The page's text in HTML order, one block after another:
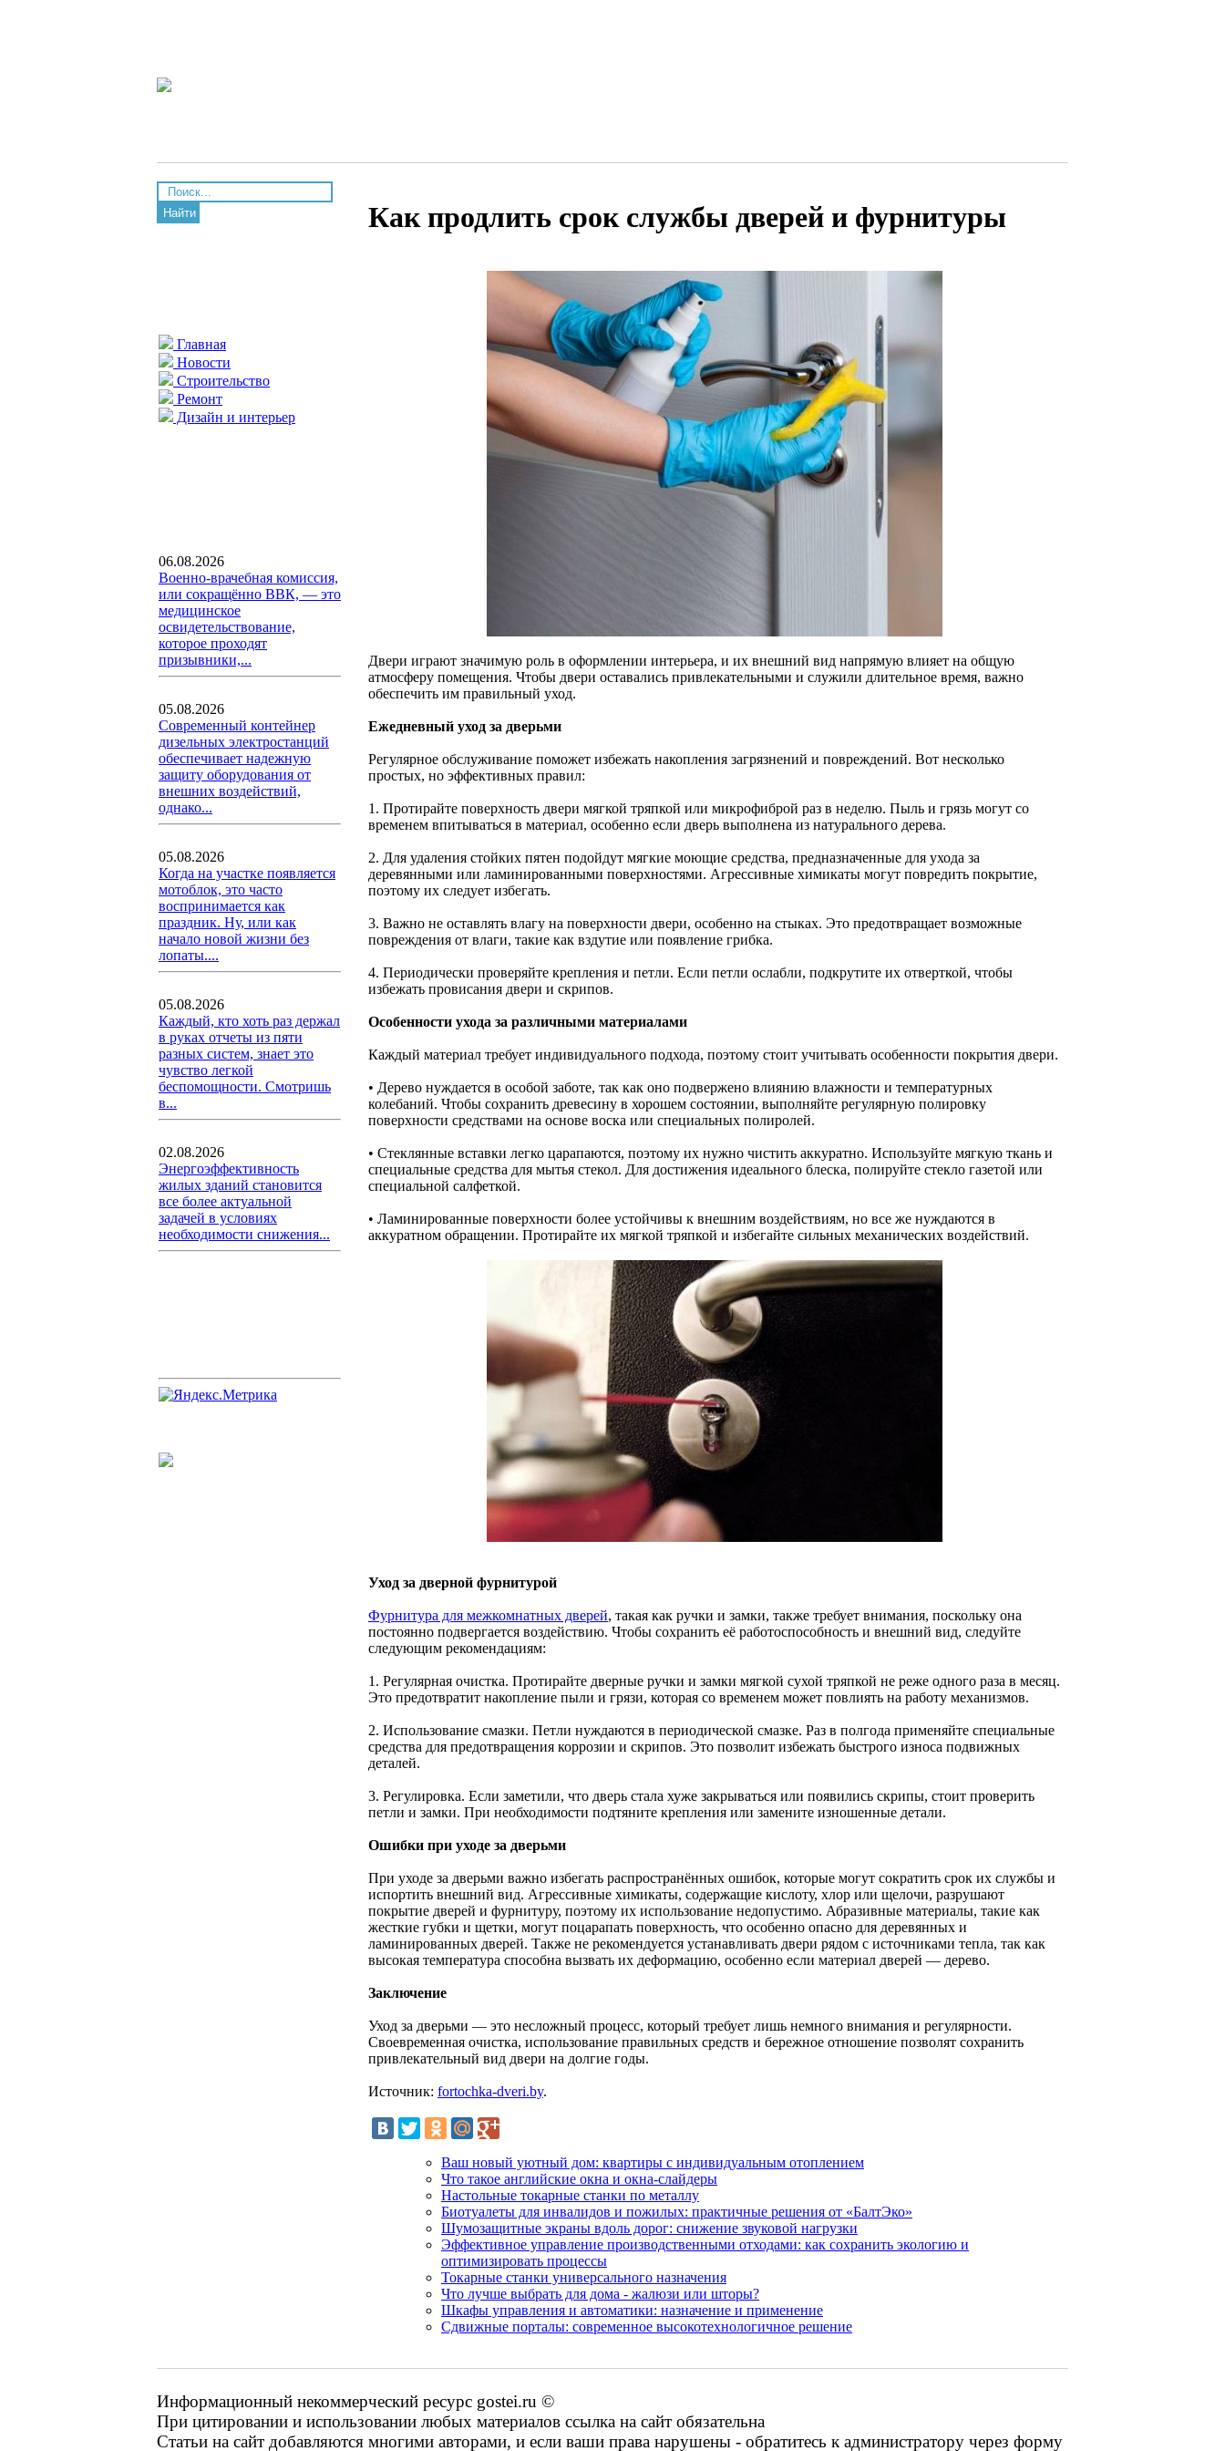
Найти
Главная
Новости
Строительство
Ремонт
Дизайн и интерьер
06.08.2026
Военно-врачебная комиссия,
или сокращённо ВВК, — это
медицинское
освидетельствование,
которое проходят
призывники,...
05.08.2026
Современный контейнер
дизельных электростанций
обеспечивает надежную
защиту оборудования от
внешних воздействий,
однако...
05.08.2026
Когда на участке появляется
мотоблок, это часто
воспринимается как
праздник. Ну, или как
начало новой жизни без
лопаты....
05.08.2026
Каждый, кто хоть раз держал
в руках отчеты из пяти
разных систем, знает это
чувство легкой
беспомощности. Смотришь
в...
02.08.2026
Энергоэффективность
жилых зданий становится
все более актуальной
задачей в условиях
необходимости снижения...
Как продлить срок службы дверей и фурнитуры
Двери играют значимую роль в оформлении интерьера, и их внешний вид напрямую влияет на общую
атмосферу помещения. Чтобы двери оставались привлекательными и служили длительное время, важно
обеспечить им правильный уход.
Ежедневный уход за дверьми
Регулярное обслуживание поможет избежать накопления загрязнений и повреждений. Вот несколько
простых, но эффективных правил:
1. Протирайте поверхность двери мягкой тряпкой или микрофиброй раз в неделю. Пыль и грязь могут со
временем впитываться в материал, особенно если дверь выполнена из натурального дерева.
2. Для удаления стойких пятен подойдут мягкие моющие средства, предназначенные для ухода за
деревянными или ламинированными поверхностями. Агрессивные химикаты могут повредить покрытие,
поэтому их следует избегать.
3. Важно не оставлять влагу на поверхности двери, особенно на стыках. Это предотвращает возможные
повреждения от влаги, такие как вздутие или появление грибка.
4. Периодически проверяйте крепления и петли. Если петли ослабли, подкрутите их отверткой, чтобы
избежать провисания двери и скрипов.
Особенности ухода за различными материалами
Каждый материал требует индивидуального подхода, поэтому стоит учитывать особенности покрытия двери.
• Дерево нуждается в особой заботе, так как оно подвержено влиянию влажности и температурных
колебаний. Чтобы сохранить древесину в хорошем состоянии, выполняйте регулярную полировку
поверхности средствами на основе воска или специальных полиролей.
• Стеклянные вставки легко царапаются, поэтому их нужно чистить аккуратно. Используйте мягкую ткань и
специальные средства для мытья стекол. Для достижения идеального блеска, полируйте стекло газетой или
специальной салфеткой.
• Ламинированные поверхности более устойчивы к внешним воздействиям, но все же нуждаются в
аккуратном обращении. Протирайте их мягкой тряпкой и избегайте сильных механических воздействий.
Уход за дверной фурнитурой
Фурнитура для межкомнатных дверей, такая как ручки и замки, также требует внимания, поскольку она
постоянно подвергается воздействию. Чтобы сохранить её работоспособность и внешний вид, следуйте
следующим рекомендациям:
1. Регулярная очистка. Протирайте дверные ручки и замки мягкой сухой тряпкой не реже одного раза в месяц.
Это предотвратит накопление пыли и грязи, которая со временем может повлиять на работу механизмов.
2. Использование смазки. Петли нуждаются в периодической смазке. Раз в полгода применяйте специальные
средства для предотвращения коррозии и скрипов. Это позволит избежать быстрого износа подвижных
деталей.
3. Регулировка. Если заметили, что дверь стала хуже закрываться или появились скрипы, стоит проверить
петли и замки. При необходимости подтяните крепления или замените изношенные детали.
Ошибки при уходе за дверьми
При уходе за дверьми важно избегать распространённых ошибок, которые могут сократить срок их службы и
испортить внешний вид. Агрессивные химикаты, содержащие кислоту, хлор или щелочи, разрушают
покрытие дверей и фурнитуру, поэтому их использование недопустимо. Абразивные материалы, такие как
жесткие губки и щетки, могут поцарапать поверхность, что особенно опасно для деревянных и
ламинированных дверей. Также не рекомендуется устанавливать двери рядом с источниками тепла, так как
высокая температура способна вызвать их деформацию, особенно если материал дверей — дерево.
Заключение
Уход за дверьми — это несложный процесс, который требует лишь немного внимания и регулярности.
Своевременная очистка, использование правильных средств и бережное отношение позволят сохранить
привлекательный вид двери на долгие годы.
Источник: fortochka-dveri.by.
Ваш новый уютный дом: квартиры с индивидуальным отоплением
Что такое английские окна и окна-слайдеры
Настольные токарные станки по металлу
Биотуалеты для инвалидов и пожилых: практичные решения от «БалтЭко»
Шумозащитные экраны вдоль дорог: снижение звуковой нагрузки
Эффективное управление производственными отходами: как сохранить экологию и
оптимизировать процессы
Токарные станки универсального назначения
Что лучше выбрать для дома - жалюзи или шторы?
Шкафы управления и автоматики: назначение и применение
Сдвижные порталы: современное высокотехнологичное решение
Информационный некоммерческий ресурс gostei.ru ©
При цитировании и использовании любых материалов ссылка на сайт обязательна
Статьи на сайт добавляются многими авторами, и если ваши права нарушены - обратитесь к администратору через форму